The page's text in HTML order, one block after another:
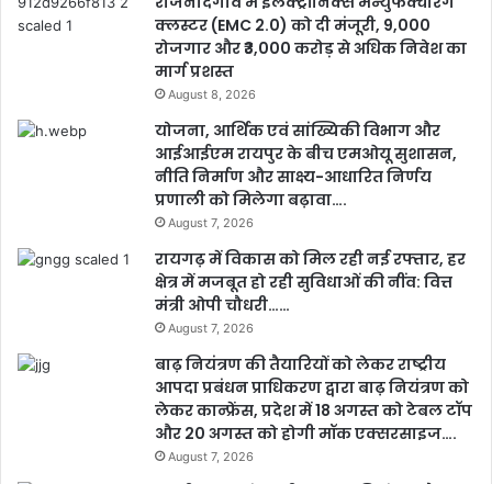
क्लस्टर (EMC 2.0) को दी मंजूरी, 9,000
रोजगार और ₹3,000 करोड़ से अधिक निवेश का
मार्ग प्रशस्त
August 8, 2026
योजना, आर्थिक एवं सांख्यिकी विभाग और
आईआईएम रायपुर के बीच एमओयू सुशासन,
नीति निर्माण और साक्ष्य-आधारित निर्णय
प्रणाली को मिलेगा बढ़ावा….
August 7, 2026
रायगढ़ में विकास को मिल रही नई रफ्तार, हर
क्षेत्र में मजबूत हो रही सुविधाओं की नींव: वित्त
मंत्री ओपी चौधरी……
August 7, 2026
बाढ़ नियंत्रण की तैयारियों को लेकर राष्ट्रीय
आपदा प्रबंधन प्राधिकरण द्वारा बाढ़ नियंत्रण को
लेकर कान्फ्रेंस, प्रदेश में 18 अगस्त को टेबल टॉप
और 20 अगस्त को होगी मॉक एक्सरसाइज….
August 7, 2026